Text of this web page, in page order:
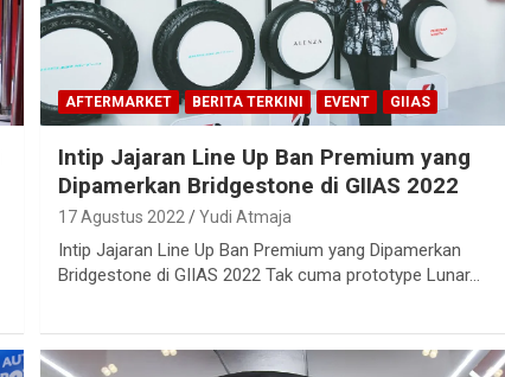
AFTERMARKET BERITA TERKINI EVENT GIIAS
Intip Jajaran Line Up Ban Premium yang
Dipamerkan Bridgestone di GIIAS 2022
17 Agustus 2022 Yudi Atmaja
Intip Jajaran Line Up Ban Premium yang Dipamerkan
Bridgestone di GIIAS 2022 Tak cuma prototype Lunar…